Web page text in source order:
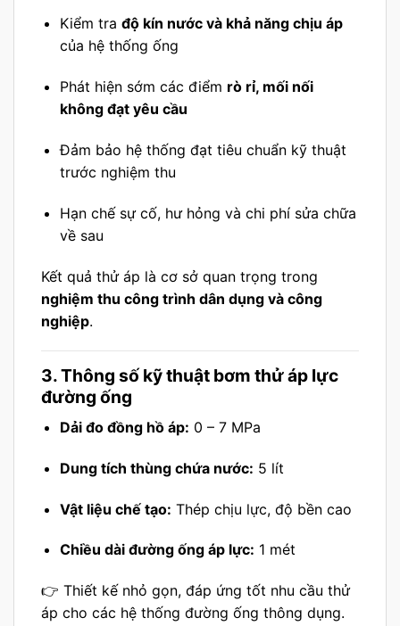
Kiểm tra độ kín nước và khả năng chịu áp
của hệ thống ống
Phát hiện sớm các điểm rò rỉ, mối nối
không đạt yêu cầu
Đảm bảo hệ thống đạt tiêu chuẩn kỹ thuật
trước nghiệm thu
Hạn chế sự cố, hư hỏng và chi phí sửa chữa
về sau
Kết quả thử áp là cơ sở quan trọng trong
nghiệm thu công trình dân dụng và công
nghiệp.
3. Thông số kỹ thuật bơm thử áp lực
đường ống
Dải đo đồng hồ áp: 0 – 7 MPa
Dung tích thùng chứa nước: 5 lít
Vật liệu chế tạo: Thép chịu lực, độ bền cao
Chiều dài đường ống áp lực: 1 mét
👉 Thiết kế nhỏ gọn, đáp ứng tốt nhu cầu thử
áp cho các hệ thống đường ống thông dụng.